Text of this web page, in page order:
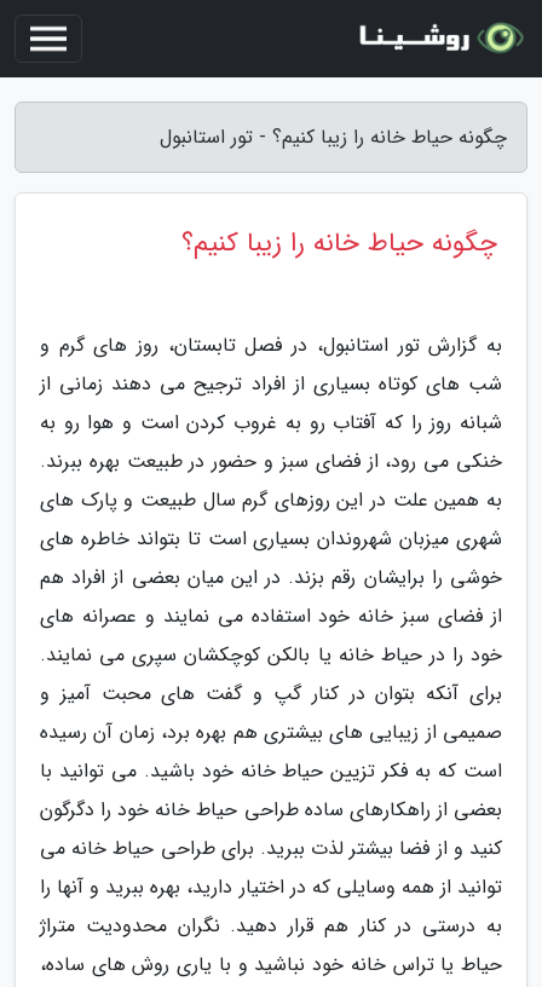
چگونه حیاط خانه را زیبا کنیم؟ - تور استانبول
چگونه حیاط خانه را زیبا کنیم؟
به گزارش تور استانبول، در فصل تابستان، روز های گرم و
شب های کوتاه بسیاری از افراد ترجیح می دهند زمانی از
شبانه روز را که آفتاب رو به غروب کردن است و هوا رو به
خنکی می رود، از فضای سبز و حضور در طبیعت بهره ببرند.
به همین علت در این روزهای گرم سال طبیعت و پارک های
شهری میزبان شهروندان بسیاری است تا بتواند خاطره های
خوشی را برایشان رقم بزند. در این میان بعضی از افراد هم
از فضای سبز خانه خود استفاده می نمایند و عصرانه های
خود را در حیاط خانه یا بالکن کوچکشان سپری می نمایند.
برای آنکه بتوان در کنار گپ و گفت های محبت آمیز و
صمیمی از زیبایی های بیشتری هم بهره برد، زمان آن رسیده
است که به فکر تزیین حیاط خانه خود باشید. می توانید با
بعضی از راهکارهای ساده طراحی حیاط خانه خود را دگرگون
کنید و از فضا بیشتر لذت ببرید. برای طراحی حیاط خانه می
توانید از همه وسایلی که در اختیار دارید، بهره ببرید و آنها را
به درستی در کنار هم قرار دهید. نگران محدودیت متراژ
حیاط یا تراس خانه خود نباشید و با یاری روش های ساده،